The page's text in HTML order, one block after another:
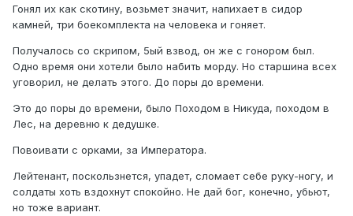
Гонял их как скотину, возьмет значит, напихает в сидор
камней, три боекомплекта на человека и гоняет.
Получалось со скрипом, 5ый взвод, он же с гонором был.
Одно время они хотели было набить морду. Но старшина всех
уговорил, не делать этого. До поры до времени.
Это до поры до времени, было Походом в Никуда, походом в
Лес, на деревню к дедушке.
Повоивати с орками, за Императора.
Лейтенант, поскользнется, упадет, сломает себе руку-ногу, и
солдаты хоть вздохнут спокойно. Не дай бог, конечно, убьют,
но тоже вариант.